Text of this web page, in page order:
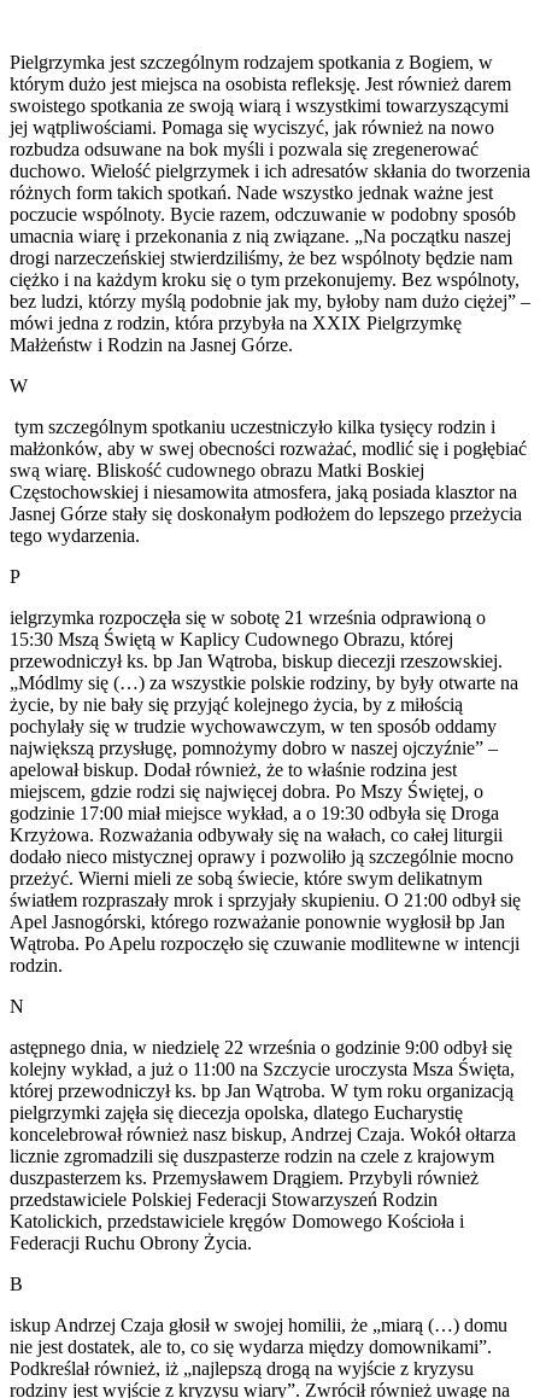
Pielgrzymka jest szczególnym rodzajem spotkania z Bogiem, w
którym dużo jest miejsca na osobista refleksję. Jest również darem
swoistego spotkania ze swoją wiarą i wszystkimi towarzyszącymi
jej wątpliwościami. Pomaga się wyciszyć, jak również na nowo
rozbudza odsuwane na bok myśli i pozwala się zregenerować
duchowo. Wielość pielgrzymek i ich adresatów skłania do tworzenia
różnych form takich spotkań. Nade wszystko jednak ważne jest
poczucie wspólnoty. Bycie razem, odczuwanie w podobny sposób
umacnia wiarę i przekonania z nią związane. „Na początku naszej
drogi narzeczeńskiej stwierdziliśmy, że bez wspólnoty będzie nam
ciężko i na każdym kroku się o tym przekonujemy. Bez wspólnoty,
bez ludzi, którzy myślą podobnie jak my, byłoby nam dużo ciężej” –
mówi jedna z rodzin, która przybyła na XXIX Pielgrzymkę
Małżeństw i Rodzin na Jasnej Górze.
W
tym szczególnym spotkaniu uczestniczyło kilka tysięcy rodzin i
małżonków, aby w swej obecności rozważać, modlić się i pogłębiać
swą wiarę. Bliskość cudownego obrazu Matki Boskiej
Częstochowskiej i niesamowita atmosfera, jaką posiada klasztor na
Jasnej Górze stały się doskonałym podłożem do lepszego przeżycia
tego wydarzenia.
P
ielgrzymka rozpoczęła się w sobotę 21 września odprawioną o
15:30 Mszą Świętą w Kaplicy Cudownego Obrazu, której
przewodniczył ks. bp Jan Wątroba, biskup diecezji rzeszowskiej.
„Módlmy się (…) za wszystkie polskie rodziny, by były otwarte na
życie, by nie bały się przyjąć kolejnego życia, by z miłością
pochylały się w trudzie wychowawczym, w ten sposób oddamy
największą przysługę, pomnożymy dobro w naszej ojczyźnie” –
apelował biskup. Dodał również, że to właśnie rodzina jest
miejscem, gdzie rodzi się najwięcej dobra. Po Mszy Świętej, o
godzinie 17:00 miał miejsce wykład, a o 19:30 odbyła się Droga
Krzyżowa. Rozważania odbywały się na wałach, co całej liturgii
dodało nieco mistycznej oprawy i pozwoliło ją szczególnie mocno
przeżyć. Wierni mieli ze sobą świecie, które swym delikatnym
światłem rozpraszały mrok i sprzyjały skupieniu. O 21:00 odbył się
Apel Jasnogórski, którego rozważanie ponownie wygłosił bp Jan
Wątroba. Po Apelu rozpoczęło się czuwanie modlitewne w intencji
rodzin.
N
astępnego dnia, w niedzielę 22 września o godzinie 9:00 odbył się
kolejny wykład, a już o 11:00 na Szczycie uroczysta Msza Święta,
której przewodniczył ks. bp Jan Wątroba. W tym roku organizacją
pielgrzymki zajęła się diecezja opolska, dlatego Eucharystię
koncelebrował również nasz biskup, Andrzej Czaja. Wokół ołtarza
licznie zgromadzili się duszpasterze rodzin na czele z krajowym
duszpasterzem ks. Przemysławem Drągiem. Przybyli również
przedstawiciele Polskiej Federacji Stowarzyszeń Rodzin
Katolickich, przedstawiciele kręgów Domowego Kościoła i
Federacji Ruchu Obrony Życia.
B
iskup Andrzej Czaja głosił w swojej homilii, że „miarą (…) domu
nie jest dostatek, ale to, co się wydarza między domownikami”.
Podkreślał również, iż „najlepszą drogą na wyjście z kryzysu
rodziny jest wyjście z kryzysu wiary”. Zwrócił również uwagę na